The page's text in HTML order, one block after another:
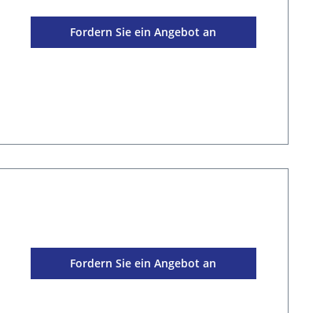
Fordern Sie ein Angebot an
Fordern Sie ein Angebot an